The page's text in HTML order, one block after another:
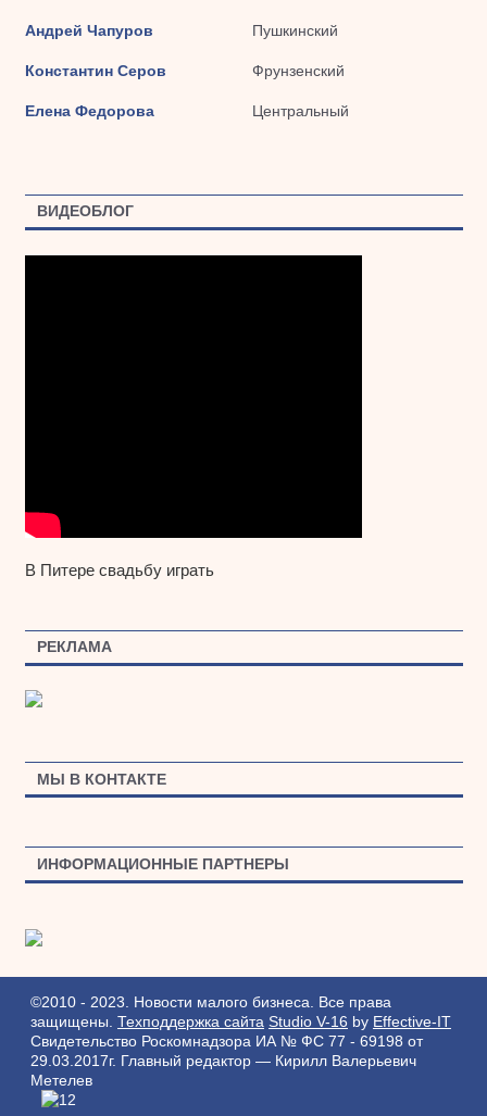
Андрей Чапуров Пушкинский
Константин Серов Фрунзенский
Елена Федорова Центральный
ВИДЕОБЛОГ
В Питере свадьбу играть
РЕКЛАМА
МЫ В КОНТАКТЕ
ИНФОРМАЦИОННЫЕ ПАРТНЕРЫ
©2010 - 2023. Новости малого бизнеса. Все права
защищены. Техподдержка сайта Studio V-16 by Effective-IT
Свидетельство Роскомнадзора ИА № ФС 77 - 69198 от
29.03.2017г.